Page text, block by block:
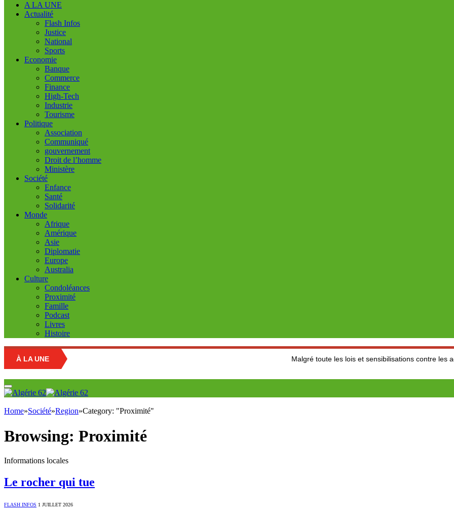
A LA UNE
Actualité
Flash Infos
Justice
National
Sports
Economie
Banque
Commerce
Finance
High-Tech
Industrie
Tourisme
Politique
Association
Communiqué
gouvernement
Droit de l’homme
Ministère
Société
Enfance
Santé
Solidarité
Monde
Afrique
Amérique
Asie
Diplomatie
Europe
Australia
Culture
Condoléances
Proximité
Famille
Podcast
Livres
Histoire
À LA UNE Malgré toute les lois et sensibilisations contre les accidents
Home»Société»Region»Category: "Proximité"
Browsing: Proximité
Informations locales
Le rocher qui tue
FLASH INFOS 1 JUILLET 2026